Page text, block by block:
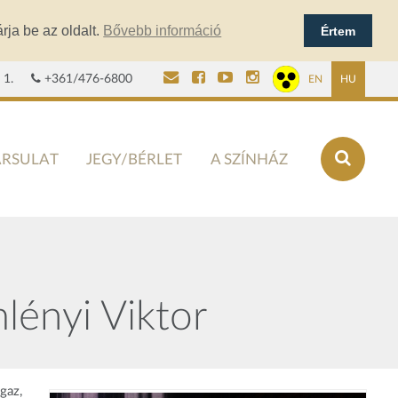
be az oldalt. Bővebb információ Értem
1. +361/476-6800 EN HU
JEGY/BÉRLET A SZÍNHÁZ
Viktor